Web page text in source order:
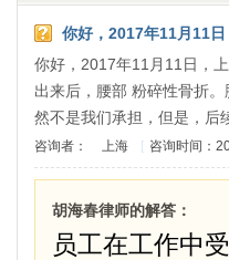
你好，2017年11月11日
你好，2017年11月11日，
出来后，腰部 粉碎性骨折
然不是我们承担，但是，后
咨询者： 上海 [ 咨询时间：
胡海春律师的解答：
员工在工作中